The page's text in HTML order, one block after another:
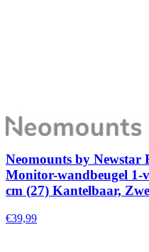
Neomounts by
Monitor-wandbeugel 1-
cm (27) Kantelbaar,
€39,99